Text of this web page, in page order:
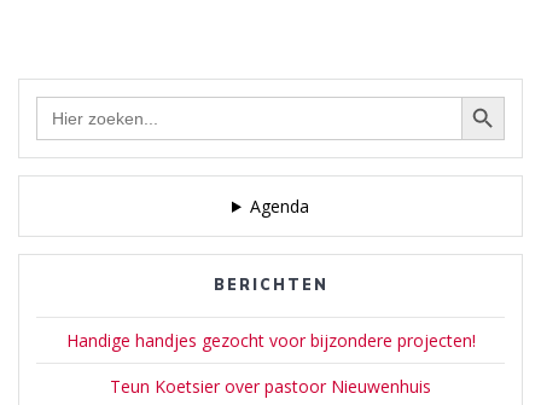
Zoek Zoekknop
Agenda
BERICHTEN
Handige handjes gezocht voor bijzondere projecten!
Teun Koetsier over pastoor Nieuwenhuis